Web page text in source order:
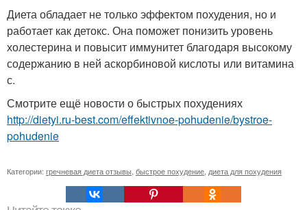
Диета обладает не только эффектом похудения, но и
работает как детокс. Она поможет понизить уровень
холестерина и повысит иммунитет благодаря высокому
содержанию в ней аскорбиновой кислоты или витамина
с.
Смотрите ещё новости о быстрых похудениях
http://dietyi.ru-best.com/effektivnoe-pohudenie/bystroe-
pohudenie
Категории: гречневая диета отзывы быстрое похудение диета для похудения